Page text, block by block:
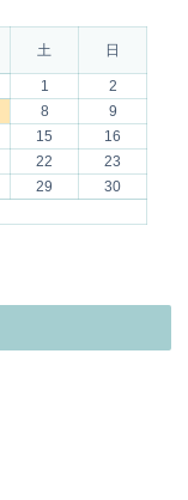
土 日
1
2
8
9
15
16
22
23
29
30